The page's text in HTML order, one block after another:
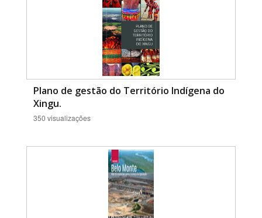
Plano de gestão do Território Indígena do
Xingu.
350 visualizações